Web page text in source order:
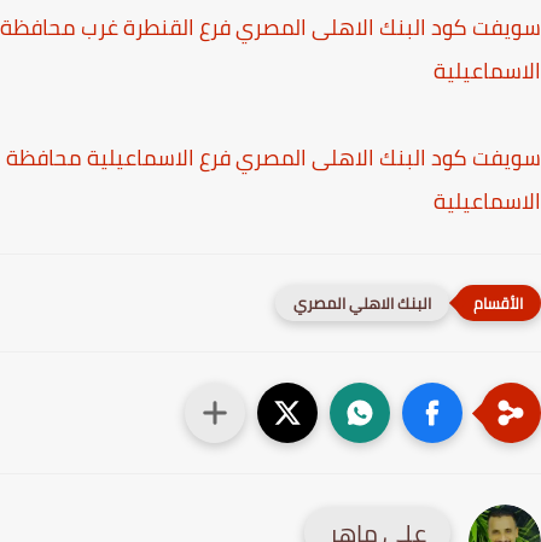
الاهلى المصري فرع القنطرة غرب محافظة
الاهلى المصري فرع الاسماعيلية محافظة
البنك الاهلي المصري
علي ماهر